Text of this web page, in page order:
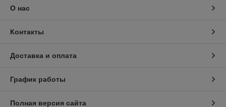
О нас
Контакты
Доставка и оплата
График работы
Полная версия сайта